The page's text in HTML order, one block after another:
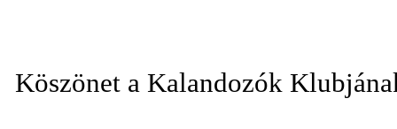
Köszönet a Kalandozók